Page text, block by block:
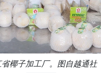
省椰子加工厂。图自越通社